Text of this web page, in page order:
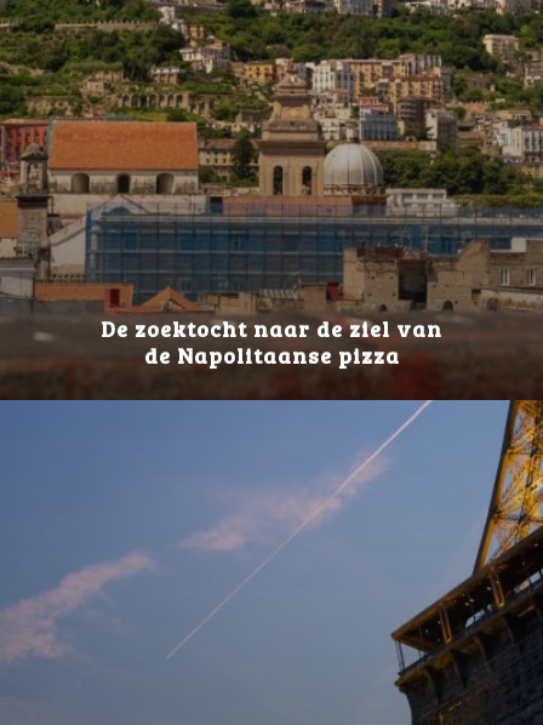
De zoektocht naar de ziel van
de Napolitaanse pizza